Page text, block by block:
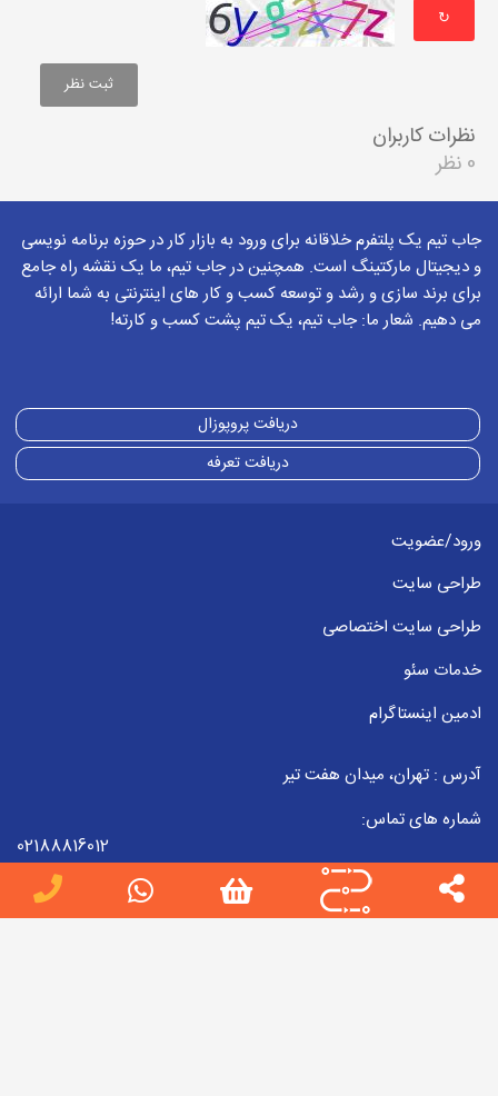
↻
نظرات کاربران
0 نظر
جاب تیم یک پلتفرم خلاقانه برای ورود به بازار کار در حوزه برنامه نویسی
و دیجیتال مارکتینگ است. همچنین در جاب تیم، ما یک نقشه راه جامع
برای برند سازی و رشد و توسعه کسب و کار های اینترنتی به شما ارائه
می دهیم. شعار ما: جاب تیم، یک تیم پشت کسب و کارته!
دریافت پروپوزال
دریافت تعرفه
ورود/عضویت
طراحی سایت
طراحی سایت اختصاصی
خدمات سئو
ادمین اینستاگرام
آدرس : تهران، میدان هفت تیر
شماره های تماس:
02188816012
09223857998
02188816012